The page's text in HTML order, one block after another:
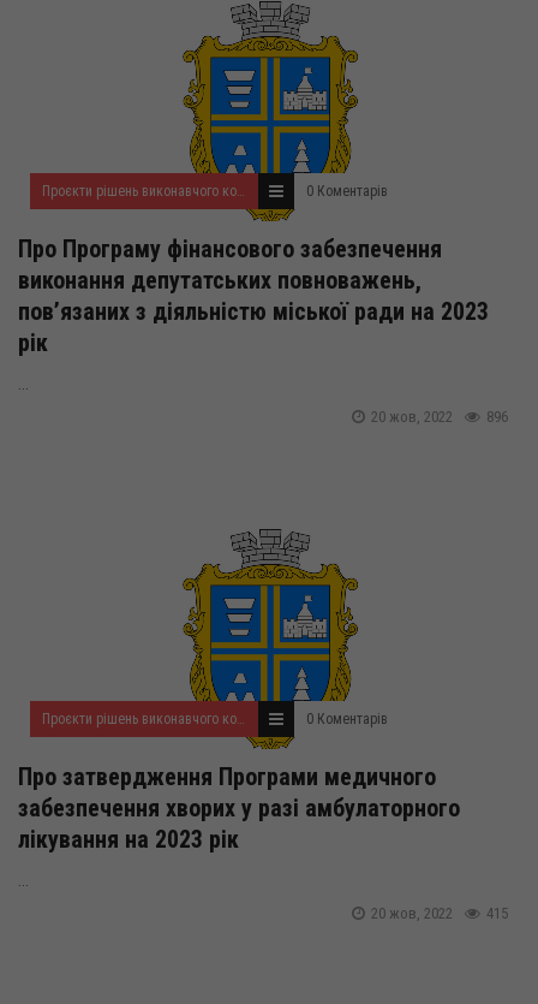
Проєкти рішень виконавчого комітету на жовтень 2022 року 0 Коментарів
Про Програму фінансового забезпечення
виконання депутатських повноважень,
пов’язаних з діяльністю міської ради на 2023
рік
896
20 жов, 2022
Проєкти рішень виконавчого комітету на жовтень 2022 року 0 Коментарів
Про затвердження Програми медичного
забезпечення хворих у разі амбулаторного
лікування на 2023 рік
415
20 жов, 2022